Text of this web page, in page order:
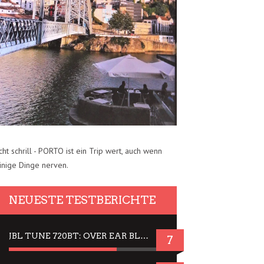
schrill - PORTO ist ein Trip wert, auch wenn
Dinge nerven.
NEUESTE TESTBERICHTE
JBL TUNE 720BT: OVER EAR BLUETOOTH KOPFHÖRER UM DIE 50,-€ IM DAUER-TEST 7